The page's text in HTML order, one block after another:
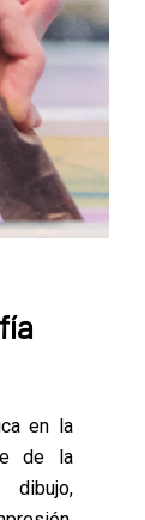
en la
de la
dibujo,